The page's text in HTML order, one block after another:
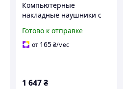
Компьютерные
накладные наушники с
EKSA H2
Готово к отправке
от 165₴/мес
1 647₴